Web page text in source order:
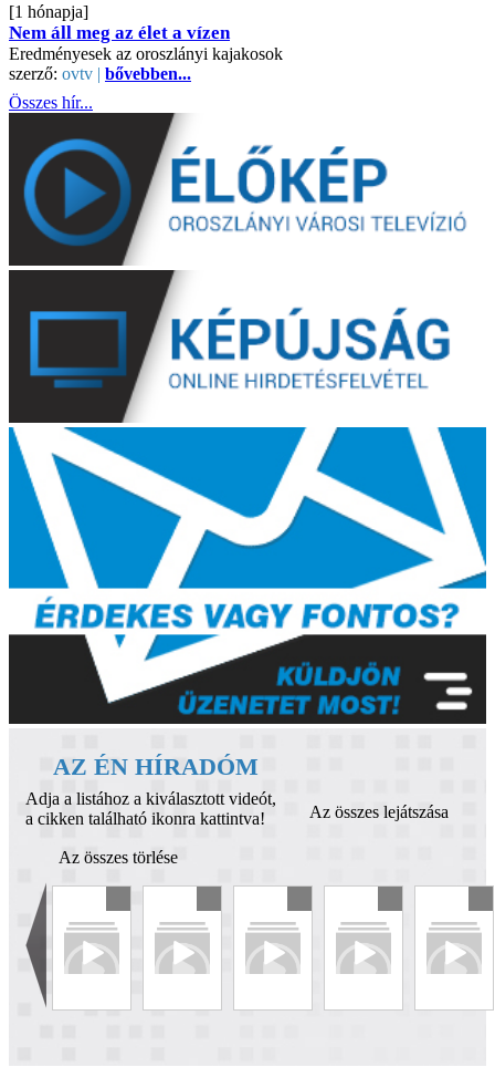
[1 hónapja]
Nem áll meg az élet a vízen
Eredményesek az oroszlányi kajakosok
szerző: ovtv | bővebben...
Összes hír...
AZ ÉN HÍRADÓM
Adja a listához a kiválasztott videót,
a cikken található ikonra kattintva!
Az összes lejátszása
Az összes törlése